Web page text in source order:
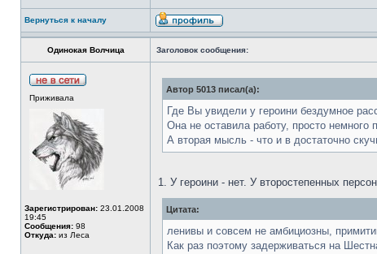
Вернуться к началу
Одинокая Волчица Заголовок сообщения:
Приживала
Зарегистрирован: 23.01.2008
19:45
Сообщения: 98
Откуда: из Леса
Автор 5013 писал(а):
Где Вы увидели у героини бездумное
Она не оставила работу, просто немного
А вторая мысль - что и в достаточно
1. У героини - нет. У второстепенных
Цитата:
ленивы и совсем не амбициозны,
Как раз поэтому задерживаться на